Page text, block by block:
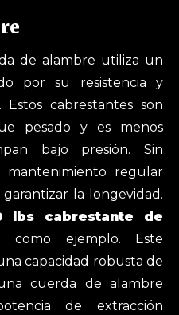
de alambre utiliza un
por su resistencia y
Estos cabrestantes son
pesado y es menos
bajo presión. Sin
regular
la longevidad.
lbs cabrestante de
como ejemplo. Este
capacidad robusta de
cuerda de alambre
de extracción